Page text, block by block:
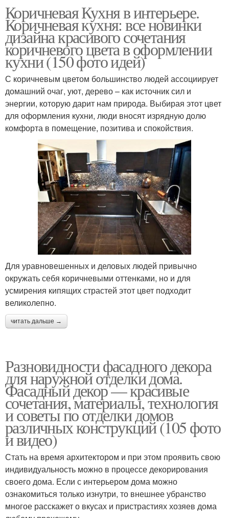
Коричневая Кухня в интерьере.
Коричневая кухня: все новинки
дизайна красивого сочетания
коричневого цвета в оформлении
кухни (150 фото идей)
С коричневым цветом большинство людей ассоциирует
домашний очаг, уют, дерево – как источник сил и
энергии, которую дарит нам природа. Выбирая этот цвет
для оформления кухни, люди вносят изрядную долю
комфорта в помещение, позитива и спокойствия.
Для уравновешенных и деловых людей привычно
окружать себя коричневыми оттенками, но и для
усмирения кипящих страстей этот цвет подходит
великолепно.
читать дальше →
Разновидности фасадного декора
для наружной отделки дома.
Фасадный декор — красивые
сочетания, материалы, технология
и советы по отделки домов
различных конструкций (105 фото
и видео)
Стать на время архитектором и при этом проявить свою
индивидуальность можно в процессе декорирования
своего дома. Если с интерьером дома можно
ознакомиться только изнутри, то внешнее убранство
многое расскажет о вкусах и пристрастиях хозяев дома